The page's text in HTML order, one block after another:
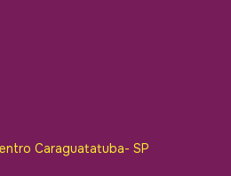
Caraguatatuba- SP